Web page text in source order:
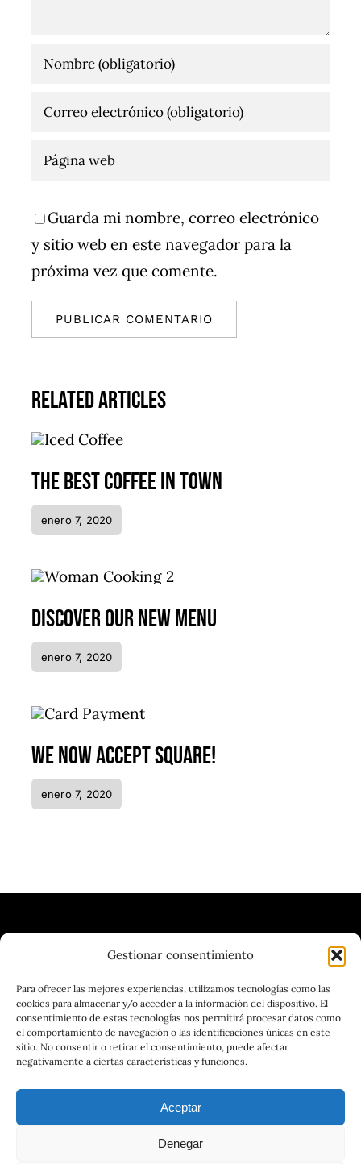
Gestionar consentimiento
Para ofrecer las mejores experiencias, utilizamos tecnologías como las
cookies para almacenar y/o acceder a la información del dispositivo. El
consentimiento de estas tecnologías nos permitirá procesar datos como
el comportamiento de navegación o las identificaciones únicas en este
sitio. No consentir o retirar el consentimiento, puede afectar
negativamente a ciertas características y funciones.
Aceptar
Denegar
Guarda mi nombre, correo electrónico
y sitio web en este navegador para la
próxima vez que comente.
Related Articles
The best coffee in town
enero 7, 2020
Discover our new menu
enero 7, 2020
We now accept Square!
enero 7, 2020
| VINOTECA | CERVECERÍA |
GASTRONOMÍA